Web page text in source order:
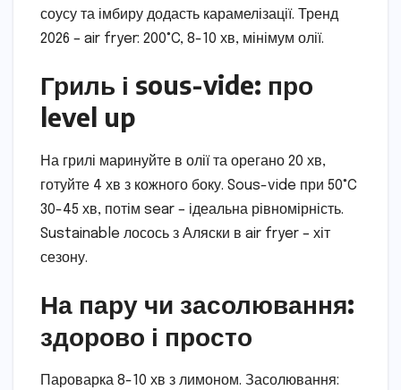
соусу та імбиру додасть карамелізації. Тренд
2026 – air fryer: 200°C, 8-10 хв, мінімум олії.
Гриль і sous-vide: про
level up
На грилі маринуйте в олії та орегано 20 хв,
готуйте 4 хв з кожного боку. Sous-vide при 50°C
30-45 хв, потім sear – ідеальна рівномірність.
Sustainable лосось з Аляски в air fryer – хіт
сезону.
На пару чи засолювання:
здорово і просто
Пароварка 8-10 хв з лимоном. Засолювання: